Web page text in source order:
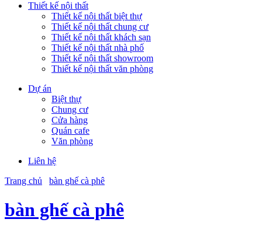
Thiết kế nội thất
Thiết kế nội thất biệt thự
Thiết kế nội thất chung cư
Thiết kế nội thất khách sạn
Thiết kế nội thất nhà phố
Thiết kế nội thất showroom
Thiết kế nội thất văn phòng
Dự án
Biệt thự
Chung cư
Cửa hàng
Quán cafe
Văn phòng
Liên hệ
Trang chủ
bàn ghế cà phê
bàn ghế cà phê